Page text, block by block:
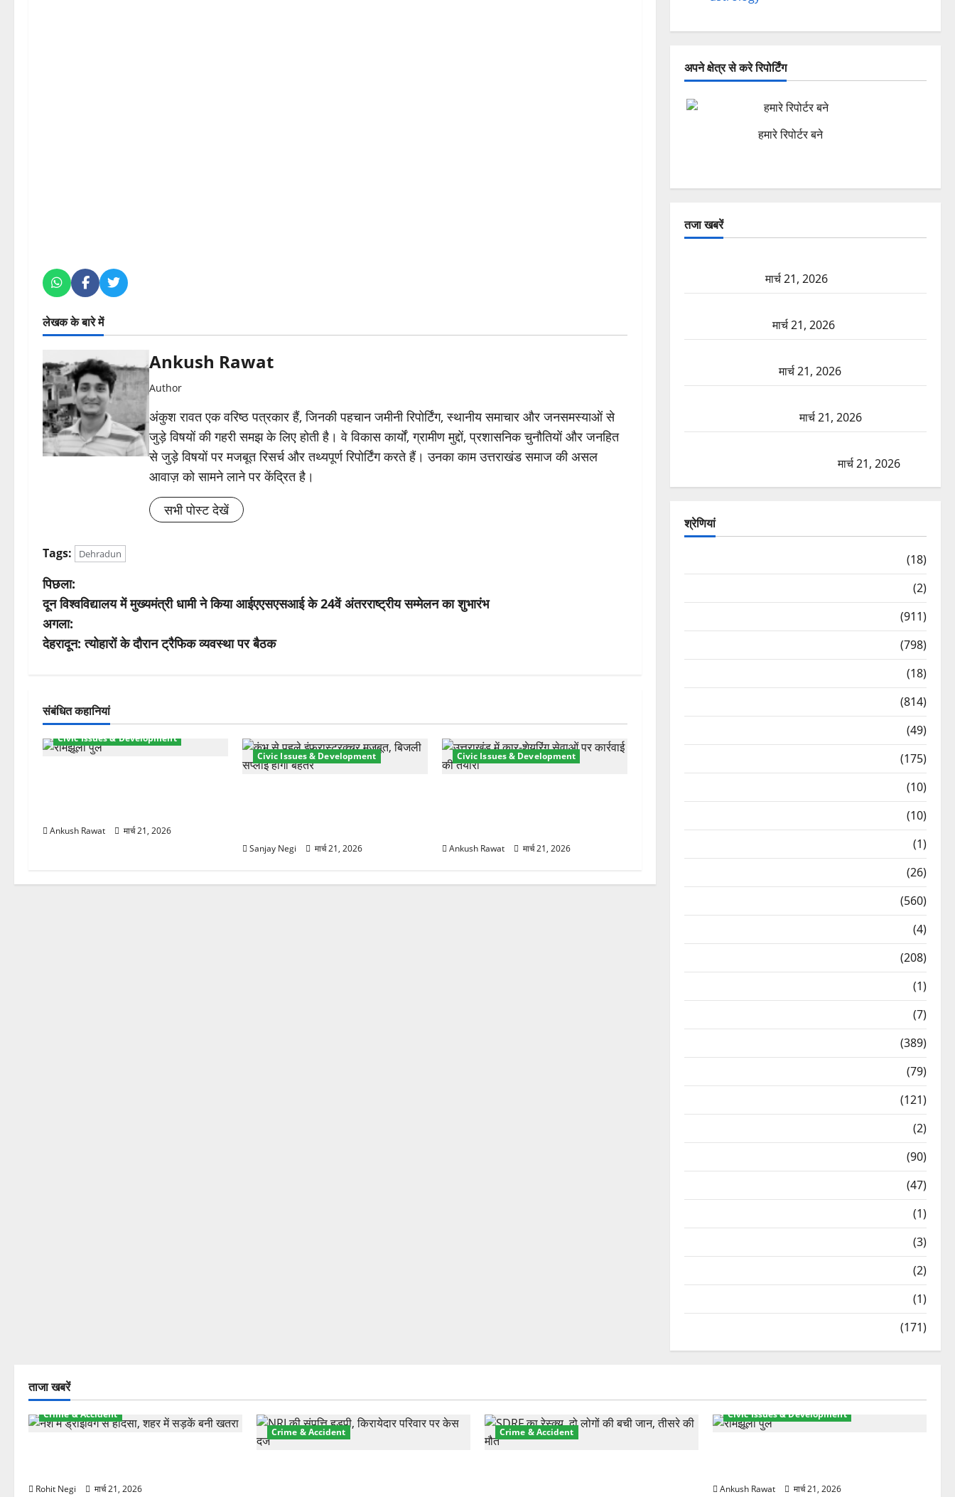
लेखक के बारे में
Ankush Rawat
Author
अंकुश रावत एक वरिष्ठ पत्रकार हैं, जिनकी पहचान जमीनी रिपोर्टिंग, स्थानीय समाचार और जनसमस्याओं से
जुड़े विषयों की गहरी समझ के लिए होती है। वे विकास कार्यों, ग्रामीण मुद्दों, प्रशासनिक चुनौतियों और जनहित
से जुड़े विषयों पर मजबूत रिसर्च और तथ्यपूर्ण रिपोर्टिंग करते हैं। उनका काम उत्तराखंड समाज की असल
आवाज़ को सामने लाने पर केंद्रित है।
सभी पोस्ट देखें
Tags: Dehradun
पो
स्ट
ने
गे
श
पिछला:
दून विश्वविद्यालय में मुख्यमंत्री धामी ने किया आईएएसएसआई के 24वें अंतरराष्ट्रीय सम्मेलन का शुभारंभ
अगला:
देहरादून: त्योहारों के दौरान ट्रैफिक व्यवस्था पर बैठक
संबंधित कहानियां
Civic Issues & Development
Ankush Rawat मार्च 21, 2026
Civic Issues & Development
Sanjay Negi मार्च 21, 2026
Civic Issues & Development
Ankush Rawat मार्च 21, 2026
अपने क्षेत्र से करे रिपोर्टिंग
हमारे रिपोर्टर बने
तजा खबरें
मार्च 21, 2026
मार्च 21, 2026
मार्च 21, 2026
मार्च 21, 2026
मार्च 21, 2026
श्रेणियां
(18)
(2)
(911)
(798)
(18)
(814)
(49)
(175)
(10)
(10)
(1)
(26)
(560)
(4)
(208)
(1)
(7)
(389)
(79)
(121)
(2)
(90)
(47)
(1)
(3)
(2)
(1)
(171)
ताजा खबरें
Crime & Accident
Rohit Negi मार्च 21, 2026
Crime & Accident Crime & Accident
Civic Issues & Development
Ankush Rawat मार्च 21, 2026